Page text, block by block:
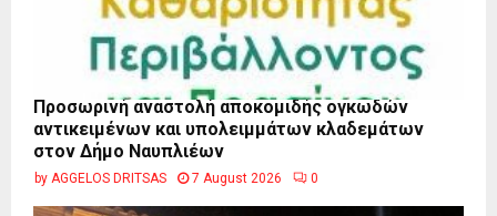
Προσωρινή αναστολή αποκομιδής ογκωδών
αντικειμένων και υπολειμμάτων κλαδεμάτων
στον Δήμο Ναυπλιέων
by AGGELOS DRITSAS 7 August 2026 0